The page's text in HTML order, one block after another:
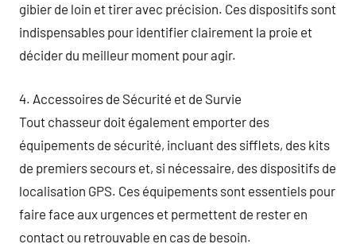
gibier de loin et tirer avec précision. Ces dispositifs sont
indispensables pour identifier clairement la proie et
décider du meilleur moment pour agir.
4. Accessoires de Sécurité et de Survie
Tout chasseur doit également emporter des
équipements de sécurité, incluant des sifflets, des kits
de premiers secours et, si nécessaire, des dispositifs de
localisation GPS. Ces équipements sont essentiels pour
faire face aux urgences et permettent de rester en
contact ou retrouvable en cas de besoin.